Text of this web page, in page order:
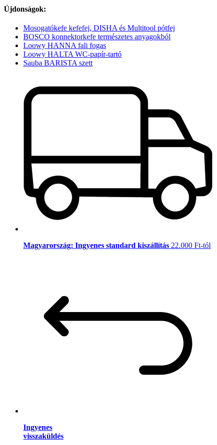
Újdonságok:
Mosogatókefe kefefej, DISHA és Multitool pótfej
BOSCO konnektorkefe természetes anyagokból
Loowy HANNA fali fogas
Loowy HALTA WC-papír-tartó
Sauba BARISTA szett
Magyarország: Ingyenes standard kiszállítás 22.000 Ft-tól
Ingyenes
visszaküldés